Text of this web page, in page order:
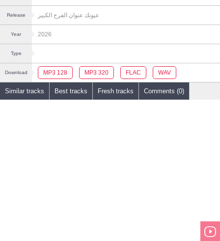
Release عيونك عنوان الفرح الكبير
Year 2026
Type
Download MP3 128 MP3 320 FLAC WAV
Similar tracks Best tracks Fresh tracks Comments (0)